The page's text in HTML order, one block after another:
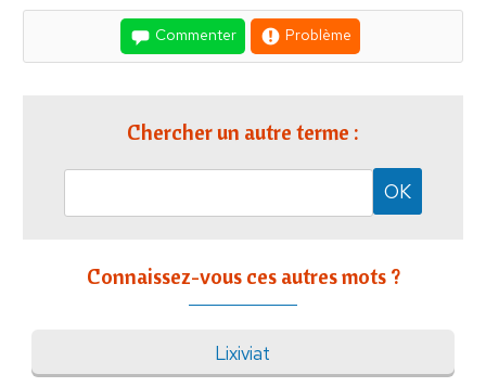
Commenter Problème
Chercher un autre terme :
Connaissez-vous ces autres mots ?
Lixiviat